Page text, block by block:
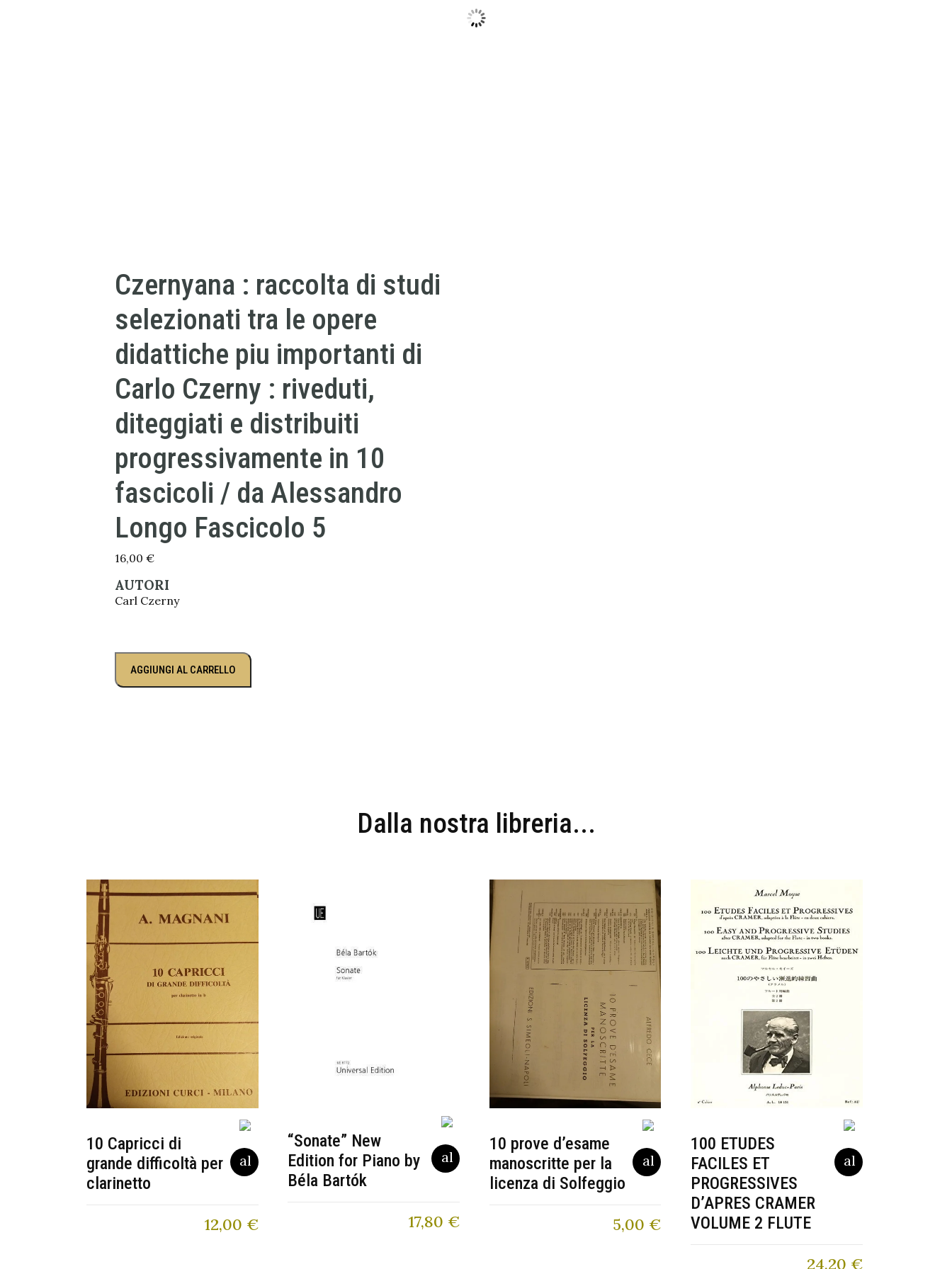
Czernyana : raccolta di studi
selezionati tra le opere
didattiche piu importanti di
Carlo Czerny : riveduti,
diteggiati e distribuiti
progressivamente in 10
fascicoli / da Alessandro
Longo Fascicolo 5
16,00 €
AUTORI
Carl Czerny
AGGIUNGI AL CARRELLO
Dalla nostra libreria...
10 Capricci di
grande difficoltà per
clarinetto
12,00 €
“Sonate” New
Edition for Piano by
Béla Bartók
17,80 €
10 prove d’esame
manoscritte per la
licenza di Solfeggio
5,00 €
100 ETUDES
FACILES ET
PROGRESSIVES
D’APRES CRAMER
VOLUME 2 FLUTE
24,20 €